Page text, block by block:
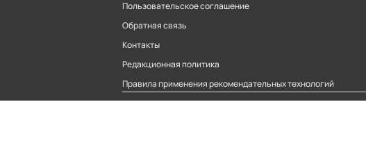
Пользовательское соглашение
Обратная связь
Контакты
Редакционная политика
Правила применения рекомендательных технологий